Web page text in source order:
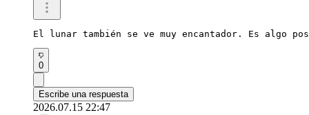
El lunar también se ve muy encantador. Es algo
0
Escribe una respuesta
2026.07.15 22:47